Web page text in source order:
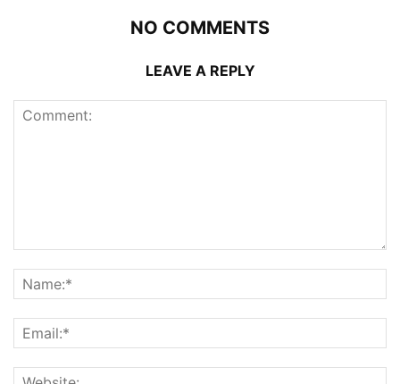
NO COMMENTS
LEAVE A REPLY